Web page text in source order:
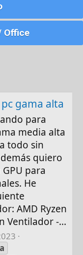
Office
gama alta
para
media alta
todo sin
quiero
para
He
AMD Ryzen
Ventilador -...